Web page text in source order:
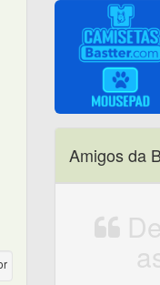
Amigos da